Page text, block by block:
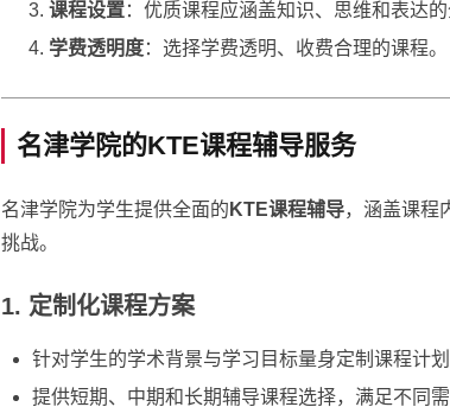
课程设置：优质课程应涵盖知识、思维和表达
学费透明度：选择学费透明、收费合理的课程。
名津学院的KTE课程辅导服务
名津学院为学生提供全面的 KTE课程辅导，涵盖课程
挑战。
1. 定制化课程方案
针对学生的学术背景与学习目标量身定制课程计划
提供短期、中期和长期辅导课程选择，满足不同需